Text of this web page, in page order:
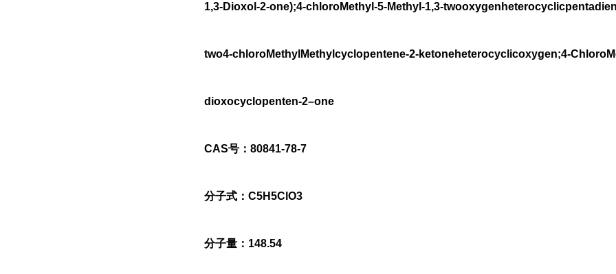
1,3-Dioxol-2-one);4-chloroMethyl-5-Methyl-1,3-
two4-chloroMethylMethylcyclopentene-2-ketoneheterocyclicoxygen;4-
dioxocyclopenten-2–one
CAS号：80841-78-7
分子式：C5H5ClO3
分子量：148.54